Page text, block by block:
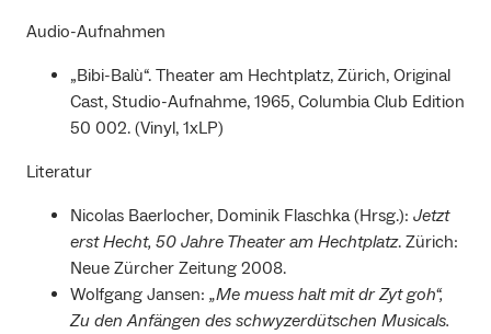
Audio-Aufnahmen
„Bibi-Balù“. Theater am Hechtplatz, Zürich, Original
Cast, Studio-Aufnahme, 1965, Columbia Club Edition
50 002. (Vinyl, 1xLP)
Literatur
Nicolas Baerlocher, Dominik Flaschka (Hrsg.): Jetzt
erst Hecht, 50 Jahre Theater am Hechtplatz. Zürich:
Neue Zürcher Zeitung 2008.
Wolfgang Jansen: „Me muess halt mit dr Zyt goh“,
Zu den Anfängen des schwyzerdütschen Musicals.